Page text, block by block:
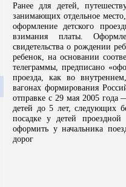
Ранее для детей,
занимающих отдельное
оформление детского
взимания платы.
свидетельства о рождении
ребенок, на основании
телеграммы, предписано
проезда, как во
вагонах формирования
отправке с 29 мая 2005 года
детей до 5 лет, следующих
посадке у детей проездной
оформить у начальника
дорог